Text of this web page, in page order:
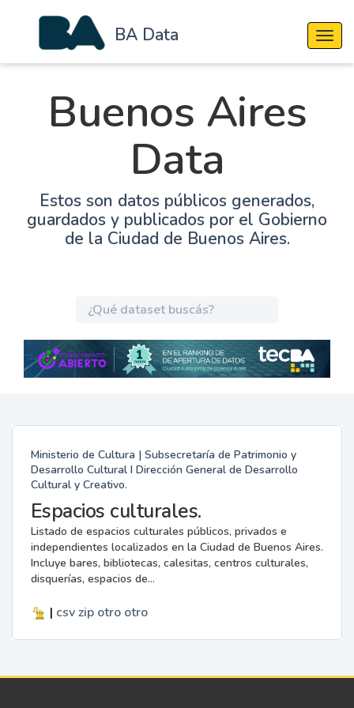
BA Data
Buenos Aires
Data
Estos son datos públicos generados,
guardados y publicados por el Gobierno
de la Ciudad de Buenos Aires.
Ministerio de Cultura | Subsecretaría de Patrimonio y
Desarrollo Cultural I Dirección General de Desarrollo
Cultural y Creativo.
Espacios culturales.
Listado de espacios culturales públicos, privados e
independientes localizados en la Ciudad de Buenos Aires.
Incluye bares, bibliotecas, calesitas, centros culturales,
disquerías, espacios de...
| csv zip otro otro